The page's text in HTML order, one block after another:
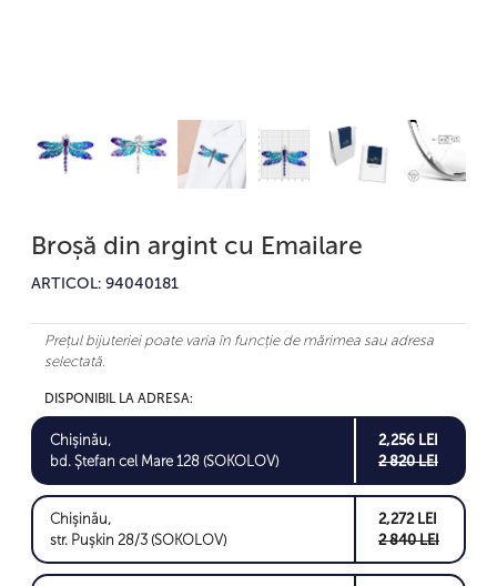
Broșă din argint cu Emailare
ARTICOL: 94040181
Prețul bijuteriei poate varia în funcție de mărimea sau adresa
selectată.
DISPONIBIL LA ADRESA:
Chișinău,
bd. Ștefan cel Mare 128 (SOKOLOV)
2,256 LEI
2 820 LEI
Chișinău,
str. Pușkin 28/3 (SOKOLOV)
2,272 LEI
2 840 LEI